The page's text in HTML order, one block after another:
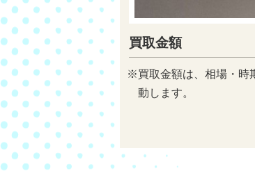
買取金額
※買取金額は、相場・時
動します。